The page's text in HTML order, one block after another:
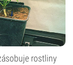
rostliny